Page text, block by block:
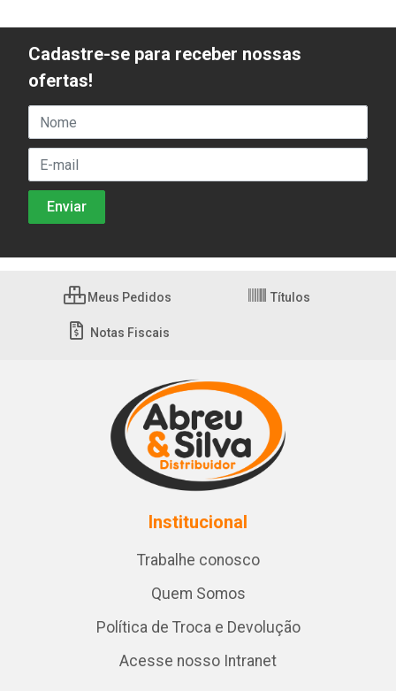
Cadastre-se para receber nossas
ofertas!
Meus Pedidos Títulos
Notas Fiscais
Institucional
Trabalhe conosco
Quem Somos
Política de Troca e Devolução
Acesse nosso Intranet